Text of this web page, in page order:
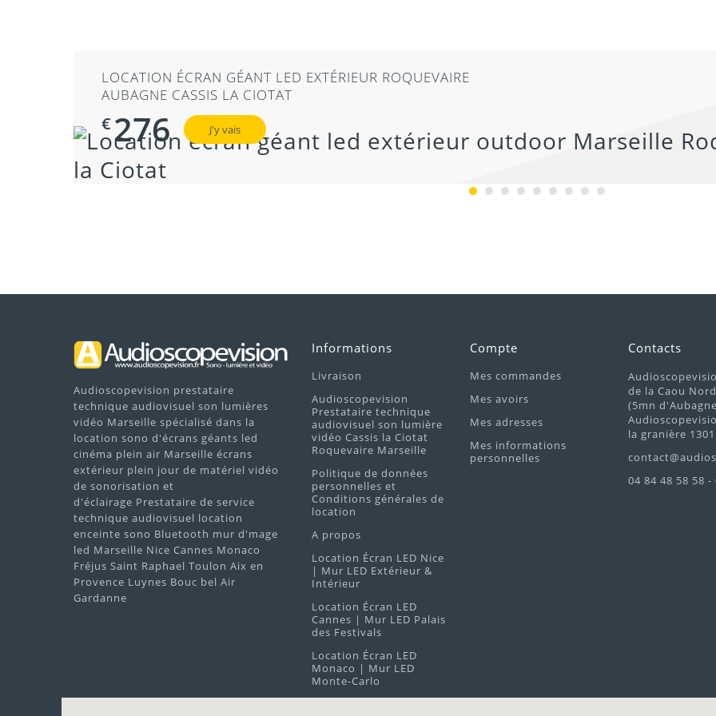
LOCATION PROJECTEUR SPOT ROQUEVAIRE
AUBAGNE CASSIS LA CIOTAT
9,60 J'y vais
Audioscopevision prestataire
technique audiovisuel son lumières
vidéo Marseille spécialisé dans la
location sono d'écrans géants led
cinéma plein air Marseille écrans
extérieur plein jour de matériel vidéo
de sonorisation et
d'éclairage Prestataire de service
technique audiovisuel location
enceinte sono Bluetooth mur d'mage
led Marseille Nice Cannes Monaco
Fréjus Saint Raphael Toulon Aix en
Provence Luynes Bouc bel Air
Gardanne
Informations
Livraison
Audioscopevision
Prestataire technique
audiovisuel son lumière
vidéo Cassis la Ciotat
Roquevaire Marseille
Politique de données
personnelles et
Conditions générales de
location
A propos
Location Écran LED Nice
| Mur LED Extérieur &
Intérieur
Location Écran LED
Cannes | Mur LED Palais
des Festivals
Location Écran LED
Monaco | Mur LED
Monte-Carlo
Compte
Mes commandes
Mes avoirs
Mes adresses
Mes informations
personnelles
Contacts
de la Caou
(5mn
la granière
04 84 48 58 58